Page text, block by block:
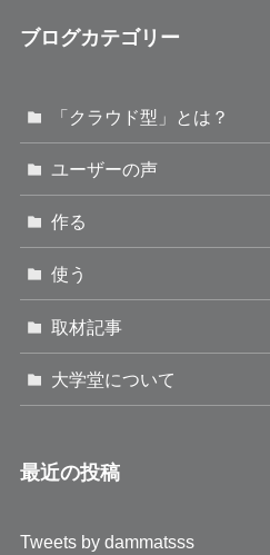
ブログカテゴリー
「クラウド型」とは？
ユーザーの声
作る
使う
取材記事
大学堂について
最近の投稿
Tweets by dammatsss